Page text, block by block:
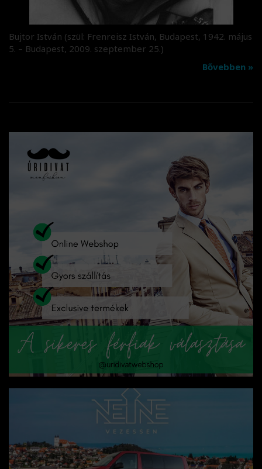
Bujtor István (szül: Frenreisz István, Budapest, 1942. május
5. – Budapest, 2009. szeptember 25.)
Bővebben »